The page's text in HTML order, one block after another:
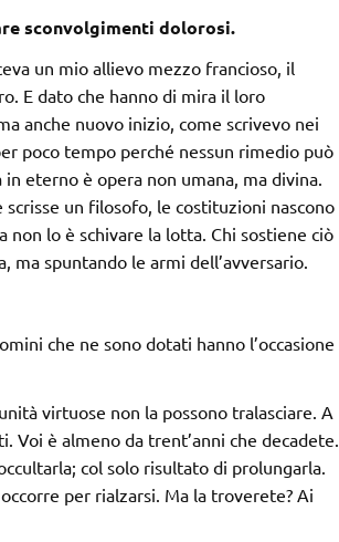
sconvolgimenti dolorosi.
un mio allievo mezzo francioso, il
E dato che hanno di mira il loro
anche nuovo inizio, come scrivevo nei
poco tempo perché nessun rimedio può
eterno è opera non umana, ma divina.
un filosofo, le costituzioni nascono
non lo è schivare la lotta. Chi sostiene ciò
ma spuntando le armi dell’avversario.
che ne sono dotati hanno l’occasione
virtuose non la possono tralasciare. A
Voi è almeno da trent’anni che decadete.
col solo risultato di prolungarla.
per rialzarsi. Ma la troverete? Ai